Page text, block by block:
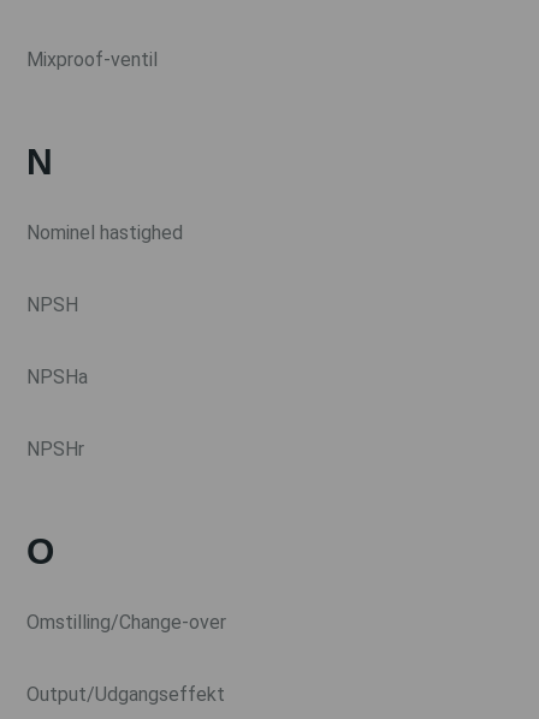
Mixproof-ventil
N
Nominel hastighed
NPSH
NPSHa
NPSHr
O
Omstilling/Change-over
Output/Udgangseffekt